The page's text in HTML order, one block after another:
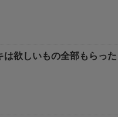
は欲しいもの全部もらった